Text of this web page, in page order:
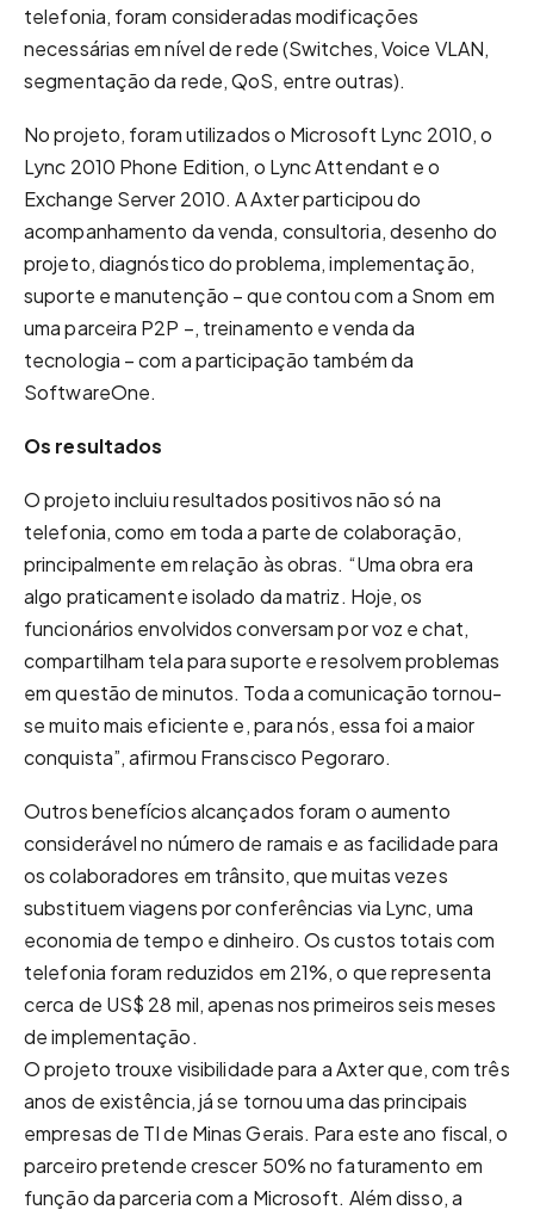
telefonia, foram consideradas modificações
necessárias em nível de rede (Switches, Voice VLAN,
segmentação da rede, QoS, entre outras).
No projeto, foram utilizados o Microsoft Lync 2010, o
Lync 2010 Phone Edition, o Lync Attendant e o
Exchange Server 2010. A Axter participou do
acompanhamento da venda, consultoria, desenho do
projeto, diagnóstico do problema, implementação,
suporte e manutenção – que contou com a Snom em
uma parceira P2P –, treinamento e venda da
tecnologia – com a participação também da
SoftwareOne.
Os resultados
O projeto incluiu resultados positivos não só na
telefonia, como em toda a parte de colaboração,
principalmente em relação às obras. “Uma obra era
algo praticamente isolado da matriz. Hoje, os
funcionários envolvidos conversam por voz e chat,
compartilham tela para suporte e resolvem problemas
em questão de minutos. Toda a comunicação tornou-
se muito mais eficiente e, para nós, essa foi a maior
conquista”, afirmou Franscisco Pegoraro.
Outros benefícios alcançados foram o aumento
considerável no número de ramais e as facilidade para
os colaboradores em trânsito, que muitas vezes
substituem viagens por conferências via Lync, uma
economia de tempo e dinheiro. Os custos totais com
telefonia foram reduzidos em 21%, o que representa
cerca de US$ 28 mil, apenas nos primeiros seis meses
de implementação.
O projeto trouxe visibilidade para a Axter que, com três
anos de existência, já se tornou uma das principais
empresas de TI de Minas Gerais. Para este ano fiscal, o
parceiro pretende crescer 50% no faturamento em
função da parceria com a Microsoft. Além disso, a